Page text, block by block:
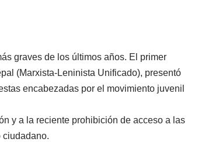
graves de los últimos años. El primer
(Marxista-Leninista Unificado), presentó
encabezadas por el movimiento juvenil
y a la reciente prohibición de acceso a las
ciudadano.